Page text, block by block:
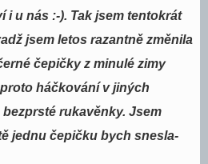
i u nás :-). Tak jsem tentokrát
jsem letos razantně změnila
čepičky z minulé zimy
háčkování v jiných
rukavěnky. Jsem
jednu čepičku bych snesla-